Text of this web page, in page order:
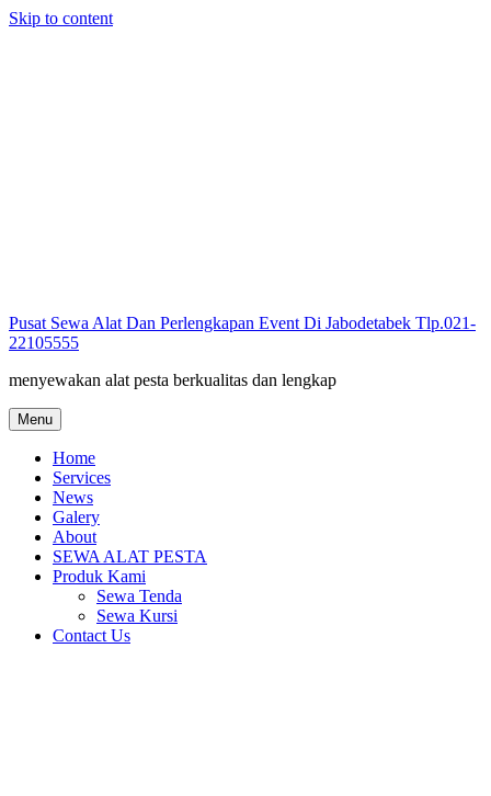
Skip to content
Pusat Sewa Alat Dan Perlengkapan Event Di Jabodetabek Tlp.021-
22105555
menyewakan alat pesta berkualitas dan lengkap
Menu
Home
Services
News
Galery
About
SEWA ALAT PESTA
Produk Kami
Sewa Tenda
Sewa Kursi
Contact Us